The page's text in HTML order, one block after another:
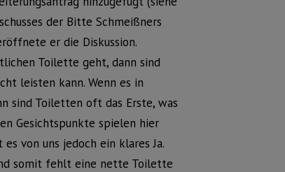
der Bitte Schmeißners
er die Diskussion.
Toilette geht, dann sind
leisten kann. Wenn es in
sind Toiletten oft das Erste, was
Gesichtspunkte spielen hier
von uns jedoch ein klares Ja.
somit fehlt eine nette Toilette